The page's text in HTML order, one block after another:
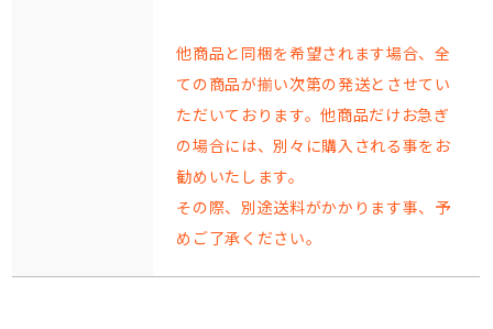
他商品と同梱を希望されます場合、全
ての商品が揃い次第の発送とさせてい
ただいております。他商品だけお急ぎ
の場合には、別々に購入される事をお
勧めいたします。
その際、別途送料がかかります事、予
めご了承ください。